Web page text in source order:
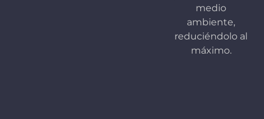
medio
ambiente,
reduciéndolo al
máximo.